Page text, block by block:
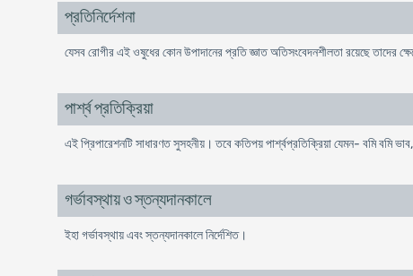
প্রতিনির্দেশনা
যেসব রোগীর এই ওষুধের কোন উপাদানের প্রতি জ্ঞাত অতিসংবেদনশীলতা রয়েছে তাদের
পার্শ্ব প্রতিক্রিয়া
এই প্রিপারেশনটি সাধারণত সুসহনীয়। তবে কতিপয় পার্শ্বপ্রতিক্রিয়া যেমন- বমি বমি ভাব,
গর্ভাবস্থায় ও স্তন্যদানকালে
ইহা গর্ভাবস্থায় এবং স্তন্যদানকালে নিৰ্দেশিত।